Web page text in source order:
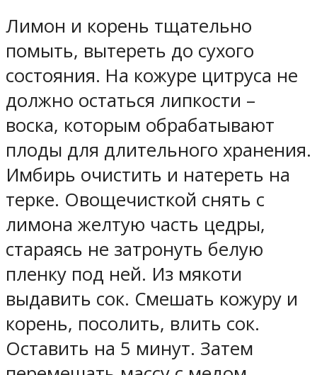
Лимон и корень тщательно
помыть, вытереть до сухого
состояния. На кожуре цитруса не
должно остаться липкости –
воска, которым обрабатывают
плоды для длительного хранения.
Имбирь очистить и натереть на
терке. Овощечисткой снять с
лимона желтую часть цедры,
стараясь не затронуть белую
пленку под ней. Из мякоти
выдавить сок. Смешать кожуру и
корень, посолить, влить сок.
Оставить на 5 минут. Затем